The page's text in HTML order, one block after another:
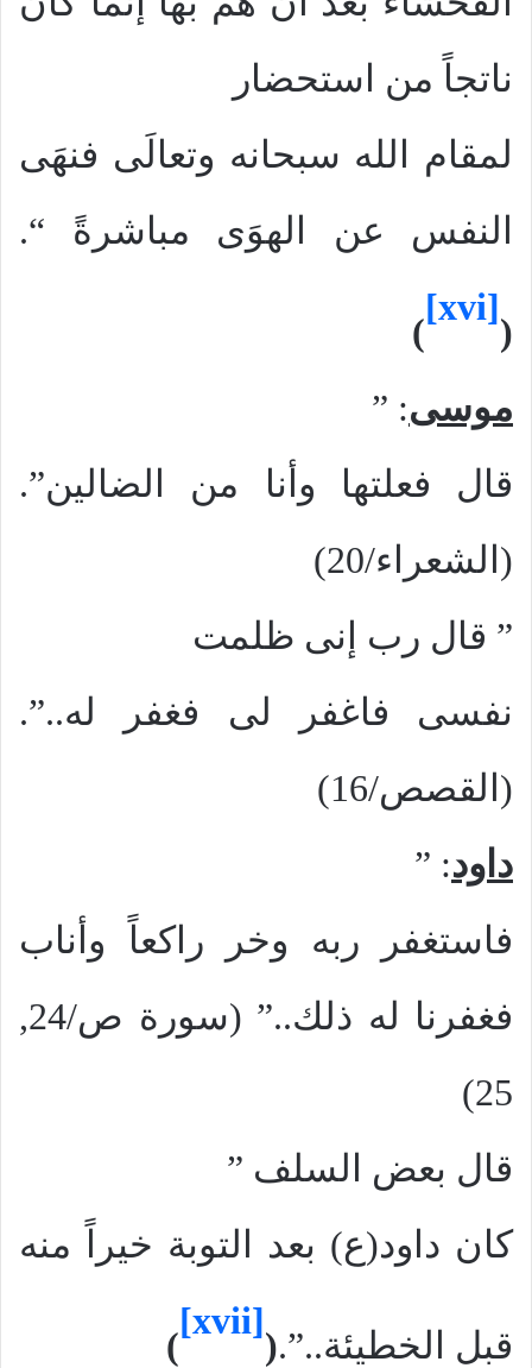
ناتجاً من استحضار
لمقام الله سبحانه وتعالَى فنهَى
النفس عن الهوَى مباشرةً “.
(
[xvi]
)
موسى: ”
قال فعلتها وأنا من الضالين”.
(الشعراء/20)
” قال رب إنى ظلمت
نفسى فاغفر لى فغفر له..”.
(القصص/16)
داود: ”
فاستغفر ربه وخر راكعاً وأناب
فغفرنا له ذلك..” (سورة ص/24,
25)
قال بعض السلف ”
كان داود(ع) بعد التوبة خيراً منه
قبل الخطيئة..”.(
[xvii]
)